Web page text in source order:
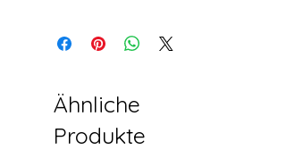
Verpackung: 5-Lagen-Wellpappe-
Mengen angepasst werden.
(20GP/40GP/40HQ)
Auf dem See- oder Luftweg für
Ähnliche
Produkte